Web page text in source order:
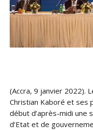
(Accra, 9 janvier 2022).
Christian Kaboré et ses
début d’après-midi une
d’Etat et de